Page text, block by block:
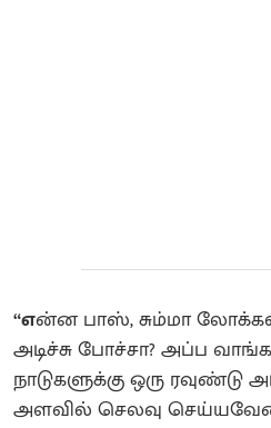
“என்ன பாஸ், சும்மா லோக்கல்
அடிச்சு போச்சா? அப்ப
நாடுகளுக்கு ஒரு ரவுண்டு
அளவில் செலவு